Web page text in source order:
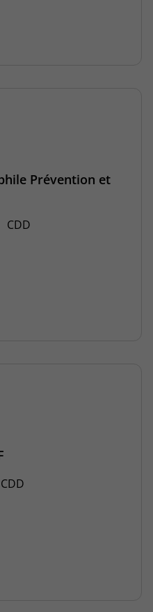
Prévention et
CDD
CDD